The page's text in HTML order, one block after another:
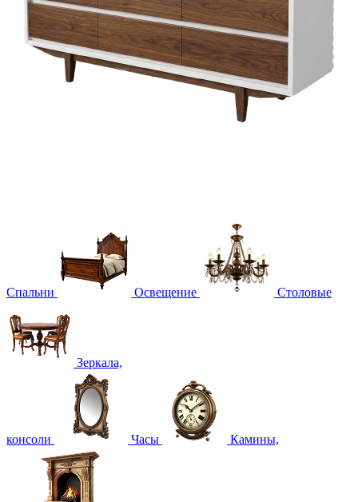
Спальни Освещение Столовые
Зеркала,
консоли Часы Камины,